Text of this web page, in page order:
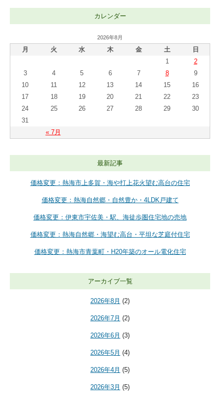
カレンダー
2026年8月
月 火 水 木 金 土 日
« 7月
1
2
3
4 5 6 7 8
9
10
11 12 13 14 15
16
17
18 19 20 21 22
23
24
25 26 27 28 29
30
31
最新記事
価格変更：熱海市上多賀・海や打上花火望む高台の住宅
価格変更：熱海自然郷・自然豊か・4LDK戸建て
価格変更：伊東市宇佐美・駅、海徒歩圏住宅地の売地
価格変更：熱海自然郷・海望む高台・平坦な芝庭付住宅
価格変更：熱海市青葉町・H20年築のオール電化住宅
アーカイブ一覧
2026年8月 (2)
2026年7月 (2)
2026年6月 (3)
2026年5月 (4)
2026年4月 (5)
2026年3月 (5)